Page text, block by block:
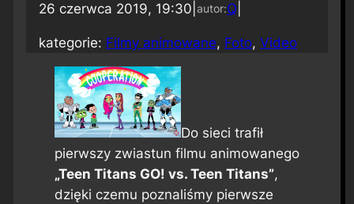
26 czerwca 2019, 19:30 autor:Q
kategorie: Filmy animowane, Foto, Video
Do sieci trafił
pierwszy zwiastun filmu animowanego
„Teen Titans GO! vs. Teen Titans”,
dzięki czemu poznaliśmy pierwsze